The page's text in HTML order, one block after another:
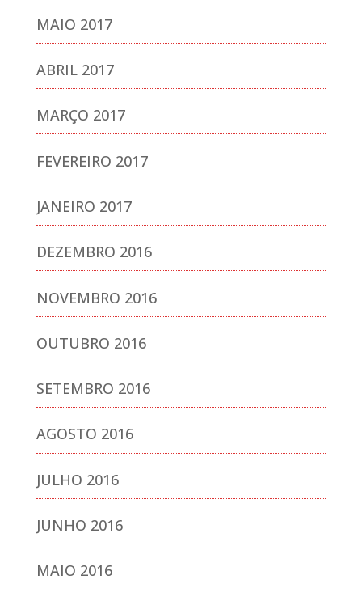
MAIO 2017
ABRIL 2017
MARÇO 2017
FEVEREIRO 2017
JANEIRO 2017
DEZEMBRO 2016
NOVEMBRO 2016
OUTUBRO 2016
SETEMBRO 2016
AGOSTO 2016
JULHO 2016
JUNHO 2016
MAIO 2016